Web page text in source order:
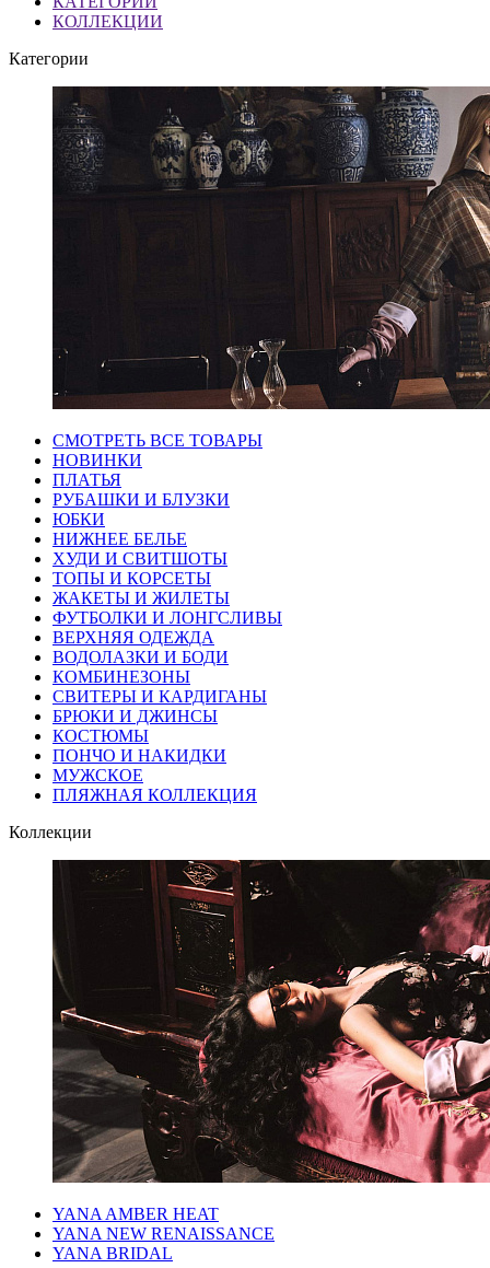
КОЛЛЕКЦИИ
Категории
СМОТРЕТЬ ВСЕ ТОВАРЫ
НОВИНКИ
ПЛАТЬЯ
РУБАШКИ И БЛУЗКИ
ЮБКИ
НИЖНЕЕ БЕЛЬЕ
ХУДИ И СВИТШОТЫ
ТОПЫ И КОРСЕТЫ
ЖАКЕТЫ И ЖИЛЕТЫ
ФУТБОЛКИ И ЛОНГСЛИВЫ
ВЕРХНЯЯ ОДЕЖДА
ВОДОЛАЗКИ И БОДИ
КОМБИНЕЗОНЫ
СВИТЕРЫ И КАРДИГАНЫ
БРЮКИ И ДЖИНСЫ
КОСТЮМЫ
ПОНЧО И НАКИДКИ
МУЖСКОЕ
ПЛЯЖНАЯ КОЛЛЕКЦИЯ
Коллекции
YANA AMBER HEAT
YANA NEW RENAISSANCE
YANA BRIDAL